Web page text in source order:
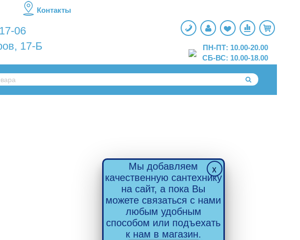
Контакты
06
17-Б
ПН-ПТ: 10.00-20.00
СБ-ВС: 10.00-18.00
Мы добавляем
качественную сантехнику
на сайт, а пока Вы
можете связаться с нами
любым удобным
способом или подъехать
к нам в магазин.